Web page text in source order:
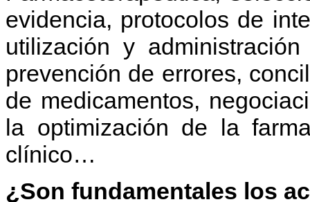
evidencia, protocolos de
utilización y
prevención de errores,
de medicamentos,
la optimización de la
clínico…
¿Son fundamentales los